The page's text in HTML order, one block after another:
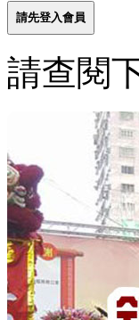
請先登入會員
請查閱